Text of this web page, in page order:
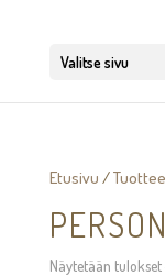
Valitse sivu
Etusivu /
Näytetään